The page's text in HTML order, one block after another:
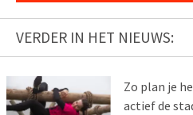
VERDER IN HET NIEUWS:
Zo plan je
actief de